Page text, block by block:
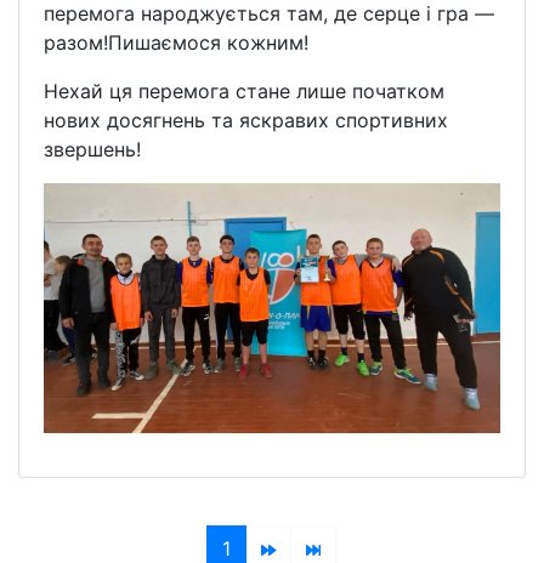
перемога народжується там, де серце і гра —
разом!Пишаємося кожним!
Нехай ця перемога стане лише початком
нових досягнень та яскравих спортивних
звершень!
1